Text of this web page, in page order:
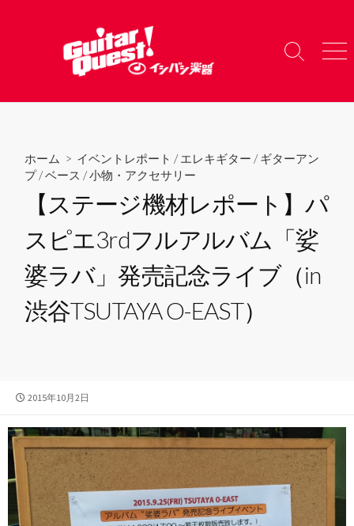
へ
検
り
メ
ー
ホーム > イベントレポート /エレキギター /ギターアン
プ/ベース /小物・アクセサリー
【ステージ機材レポート】パ
スピエ3rdフルアルバム「娑
婆ラバ」発売記念ライブ（in
渋谷TSUTAYA O-EAST）
公
日
2015年10月2日